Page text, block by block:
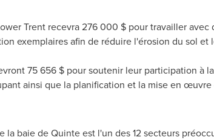
Trent recevra 276 000 $ pour travailler
exemplaires afin de réduire l'érosion du sol et
75 656 $ pour soutenir leur participation à
ainsi que la planification et la mise en
baie de Quinte est l'un des 12 secteurs